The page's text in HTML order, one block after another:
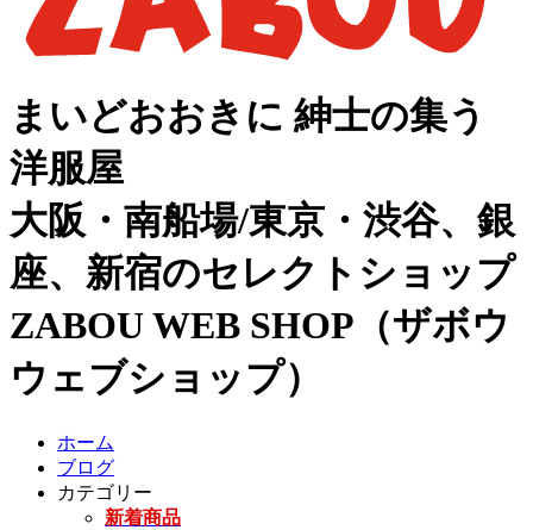
まいどおおきに 紳士の集う
洋服屋
大阪・南船場/東京・渋谷、銀
座、新宿のセレクトショップ
ZABOU WEB SHOP（ザボウ
ウェブショップ）
ホーム
ブログ
カテゴリー
新着商品